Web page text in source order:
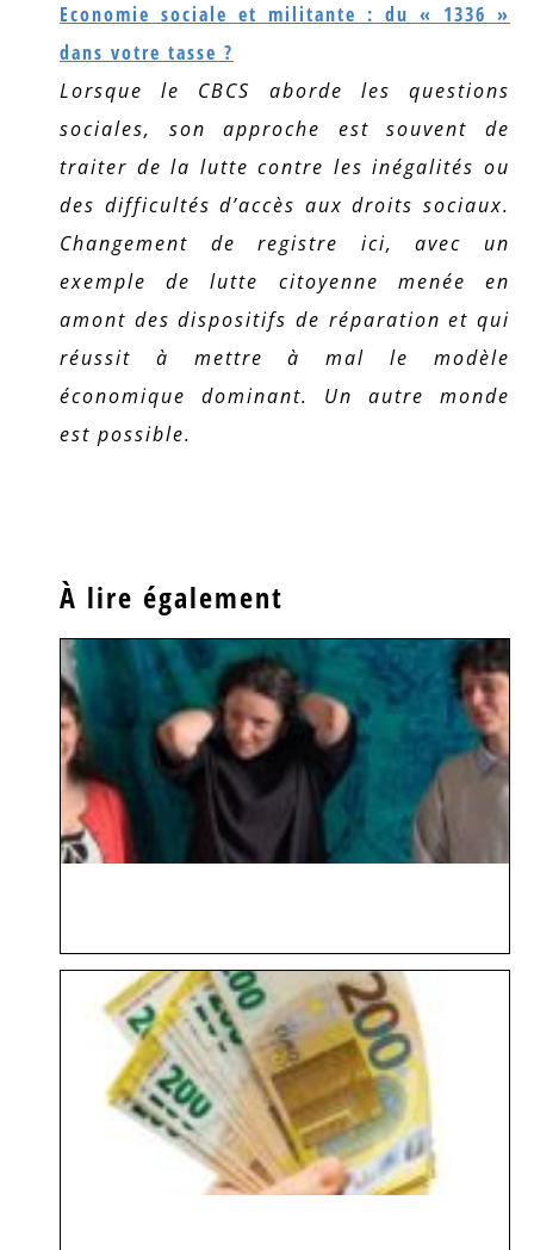
Economie sociale et militante : du « 1336 »
dans votre tasse ?
Lorsque le CBCS aborde les questions
sociales, son approche est souvent de
traiter de la lutte contre les inégalités ou
des difficultés d’accès aux droits sociaux.
Changement de registre ici, avec un
exemple de lutte citoyenne menée en
amont des dispositifs de réparation et qui
réussit à mettre à mal le modèle
économique dominant. Un autre monde
est possible.
À lire également